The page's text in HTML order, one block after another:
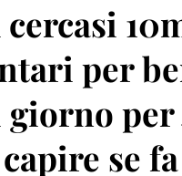
cercasi
per
giorno per
se